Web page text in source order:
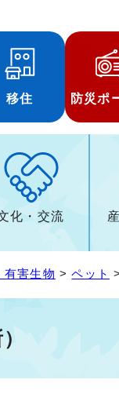
移住 防災ポ
化・交流
有害生物 >ペット